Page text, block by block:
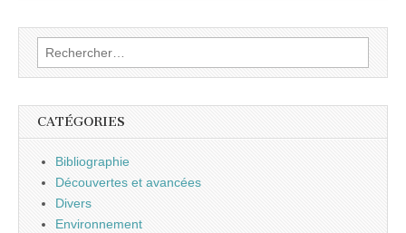
Rechercher :
CATÉGORIES
Bibliographie
Découvertes et avancées
Divers
Environnement